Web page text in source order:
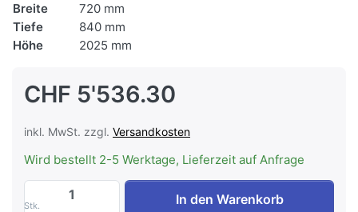
Breite
720 mm
Tiefe
840 mm
Höhe
2025 mm
CHF 5'536.30
inkl. MwSt. zzgl. Versandkosten
Wird bestellt 2-5 Werktage, Lieferzeit auf Anfrage
Stk.
ILSA AVF7X2510 Gastronomie-
In den Warenkorb